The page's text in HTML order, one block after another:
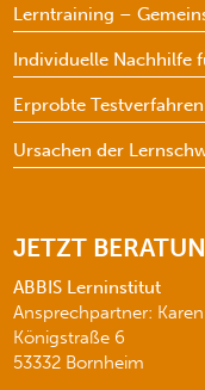
Lerntraining –
Individuelle Nachhilfe
Erprobte
Ursachen der
JETZT
ABBIS Lerninstitut
Ansprechpartner:
Königstraße 6
53332 Bornheim